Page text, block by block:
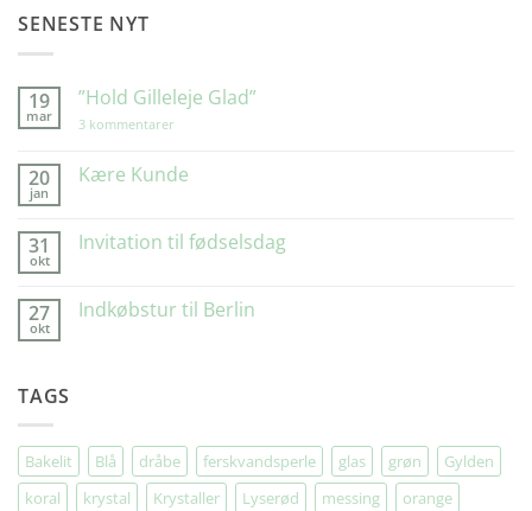
SENESTE NYT
19
mar
”Hold Gilleleje Glad”
3 kommentarer
Glad”
20
jan
Kære Kunde
Kære
31
okt
Invitation til fødselsdag
Invitation
27
okt
Indkøbstur til Berlin
TAGS
Bakelit Blå dråbe ferskvandsperle glas grøn
Gylden
koral
krystal Krystaller Lyserød messing
orange